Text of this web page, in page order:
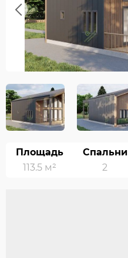
Previous
Площадь
113.5 м²
Спальни
2